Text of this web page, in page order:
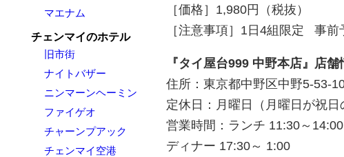
マエナム
チェンマイのホテル
旧市街
ナイトバザー
ニンマーンヘーミン
ファイゲオ
チャーンプアック
チェンマイ空港
［価格］1,980円（税抜）
［注意事項］1日4組限定 事前
『タイ屋台999 中野本店』店舗
住所：東京都中野区中野5-53-
定休日：月曜日（月曜日が祝日
営業時間：ランチ 11:30～14:00
ディナー 17:30～ 1:00